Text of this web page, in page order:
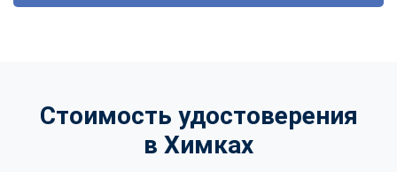
Стоимость удостоверения
в Химках